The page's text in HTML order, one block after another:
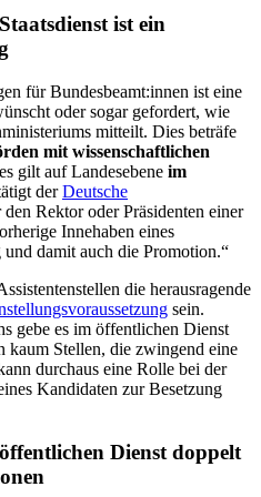
ist ein
für Bundesbeamt:innen ist eine
oder sogar gefordert, wie
mitteilt. Dies beträfe
mit wissenschaftlichen
gilt auf Landesebene im
derDeutsche
den Rektor oder Präsidenten einer
Innehaben eines
und damit auch die Promotion.“
die herausragende
sein.
gebe es im öffentlichen Dienst
kaum Stellen, die zwingend eine
durchaus eine Rolle bei der
Kandidaten zur Besetzung
Dienst doppelt